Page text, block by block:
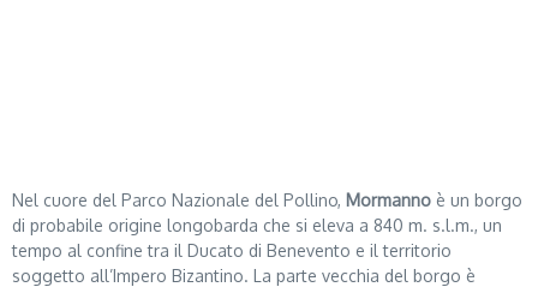
Nel cuore del Parco Nazionale del Pollino, Mormanno è un borgo
di probabile origine longobarda che si eleva a 840 m. s.l.m., un
tempo al confine tra il Ducato di Benevento e il territorio
soggetto all’Impero Bizantino. La parte vecchia del borgo è